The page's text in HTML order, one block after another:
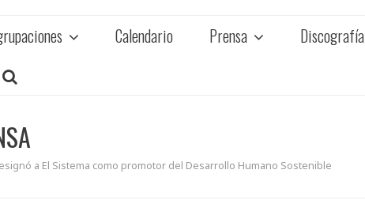
Calendario Prensa Discografía
a El Sistema como promotor del Desarrollo Humano Sostenible